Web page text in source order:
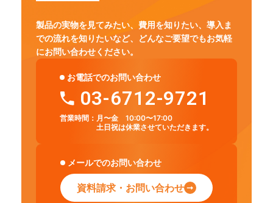
製品の実物を見てみたい、費用を知りたい、導入ま
での流れを知りたいなど、
どんなご要望でもお気軽
にお問い合わせください。
お電話でのお問い合わせ
03-6712-9721
営業時間： 月〜金 10:00〜17:00
土日祝は休業させていただきます。
メールでのお問い合わせ
資料請求・お問い合わせ